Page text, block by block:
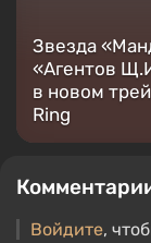
Звезда
«Агентов
в новом
Ring
Войдите,